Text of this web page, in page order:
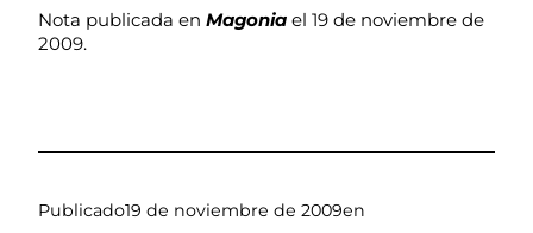
Nota publicada en Magonia el 19 de noviembre de
2009.
Publicado19 de noviembre de 2009en